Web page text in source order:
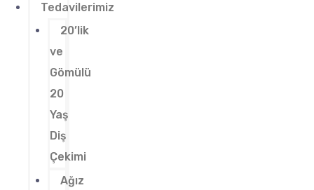
Tedavilerimiz
20’lik
ve
Gömülü
20
Yaş
Diş
Çekimi
Ağız